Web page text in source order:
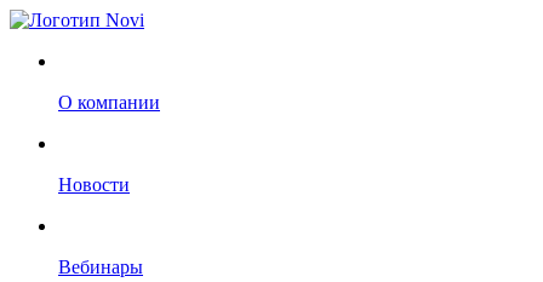
О компании
Новости
Вебинары